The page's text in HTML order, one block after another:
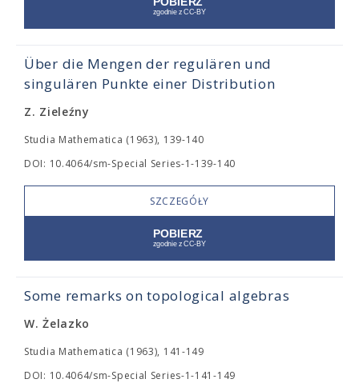
Über die Mengen der regulären und
singulären Punkte einer Distribution
Z. Zieleźny
Studia Mathematica (1963), 139-140
DOI: 10.4064/sm-Special Series-1-139-140
SZCZEGÓŁY
Some remarks on topological algebras
W. Żelazko
Studia Mathematica (1963), 141-149
DOI: 10.4064/sm-Special Series-1-141-149